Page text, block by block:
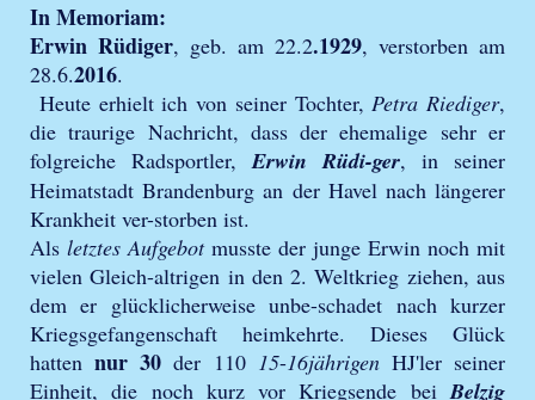
In Memoriam:
Erwin Rüdiger, geb. am 22.2.1929, verstorben am
28.6.2016.
Heute erhielt ich von seiner Tochter,Petra Riediger,
die traurige Nachricht, dass der ehemalige sehr er
folgreiche Radsportler,Erwin Rüdi-ger, in seiner
Heimatstadt Brandenburg an der Havel nach längerer
Krankheit ver-storben ist.
Als letztes Aufgebotmusste der junge Erwin noch mit
vielen Gleich-altrigen in den 2. Weltkrieg ziehen, aus
dem er glücklicherweise unbe-schadet nach kurzer
Kriegsgefangenschaft heimkehrte. Dieses Glück
hattennur 30 der 110 15-16jährigenHJ'ler seiner
Einheit, die noch kurz vor Kriegsende beiBelzig